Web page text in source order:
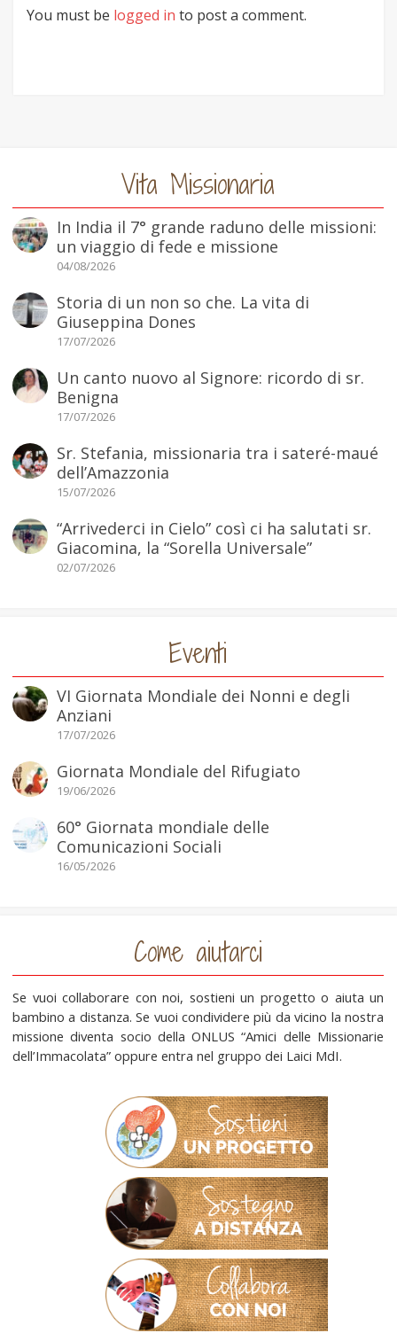
You must be logged in to post a comment.
Vita Missionaria
In India il 7° grande raduno delle missioni:
un viaggio di fede e missione
04/08/2026
Storia di un non so che. La vita di
Giuseppina Dones
17/07/2026
Un canto nuovo al Signore: ricordo di sr.
Benigna
17/07/2026
Sr. Stefania, missionaria tra i sateré-maué
dell’Amazzonia
15/07/2026
“Arrivederci in Cielo” così ci ha salutati sr.
Giacomina, la “Sorella Universale”
02/07/2026
Eventi
VI Giornata Mondiale dei Nonni e degli
Anziani
17/07/2026
Giornata Mondiale del Rifugiato
19/06/2026
60° Giornata mondiale delle
Comunicazioni Sociali
16/05/2026
Come aiutarci
Se vuoi collaborare con noi, sostieni un progetto o aiuta un
bambino a distanza. Se vuoi condividere più da vicino la nostra
missione diventa socio della ONLUS “Amici delle Missionarie
dell’Immacolata” oppure entra nel gruppo dei Laici MdI.